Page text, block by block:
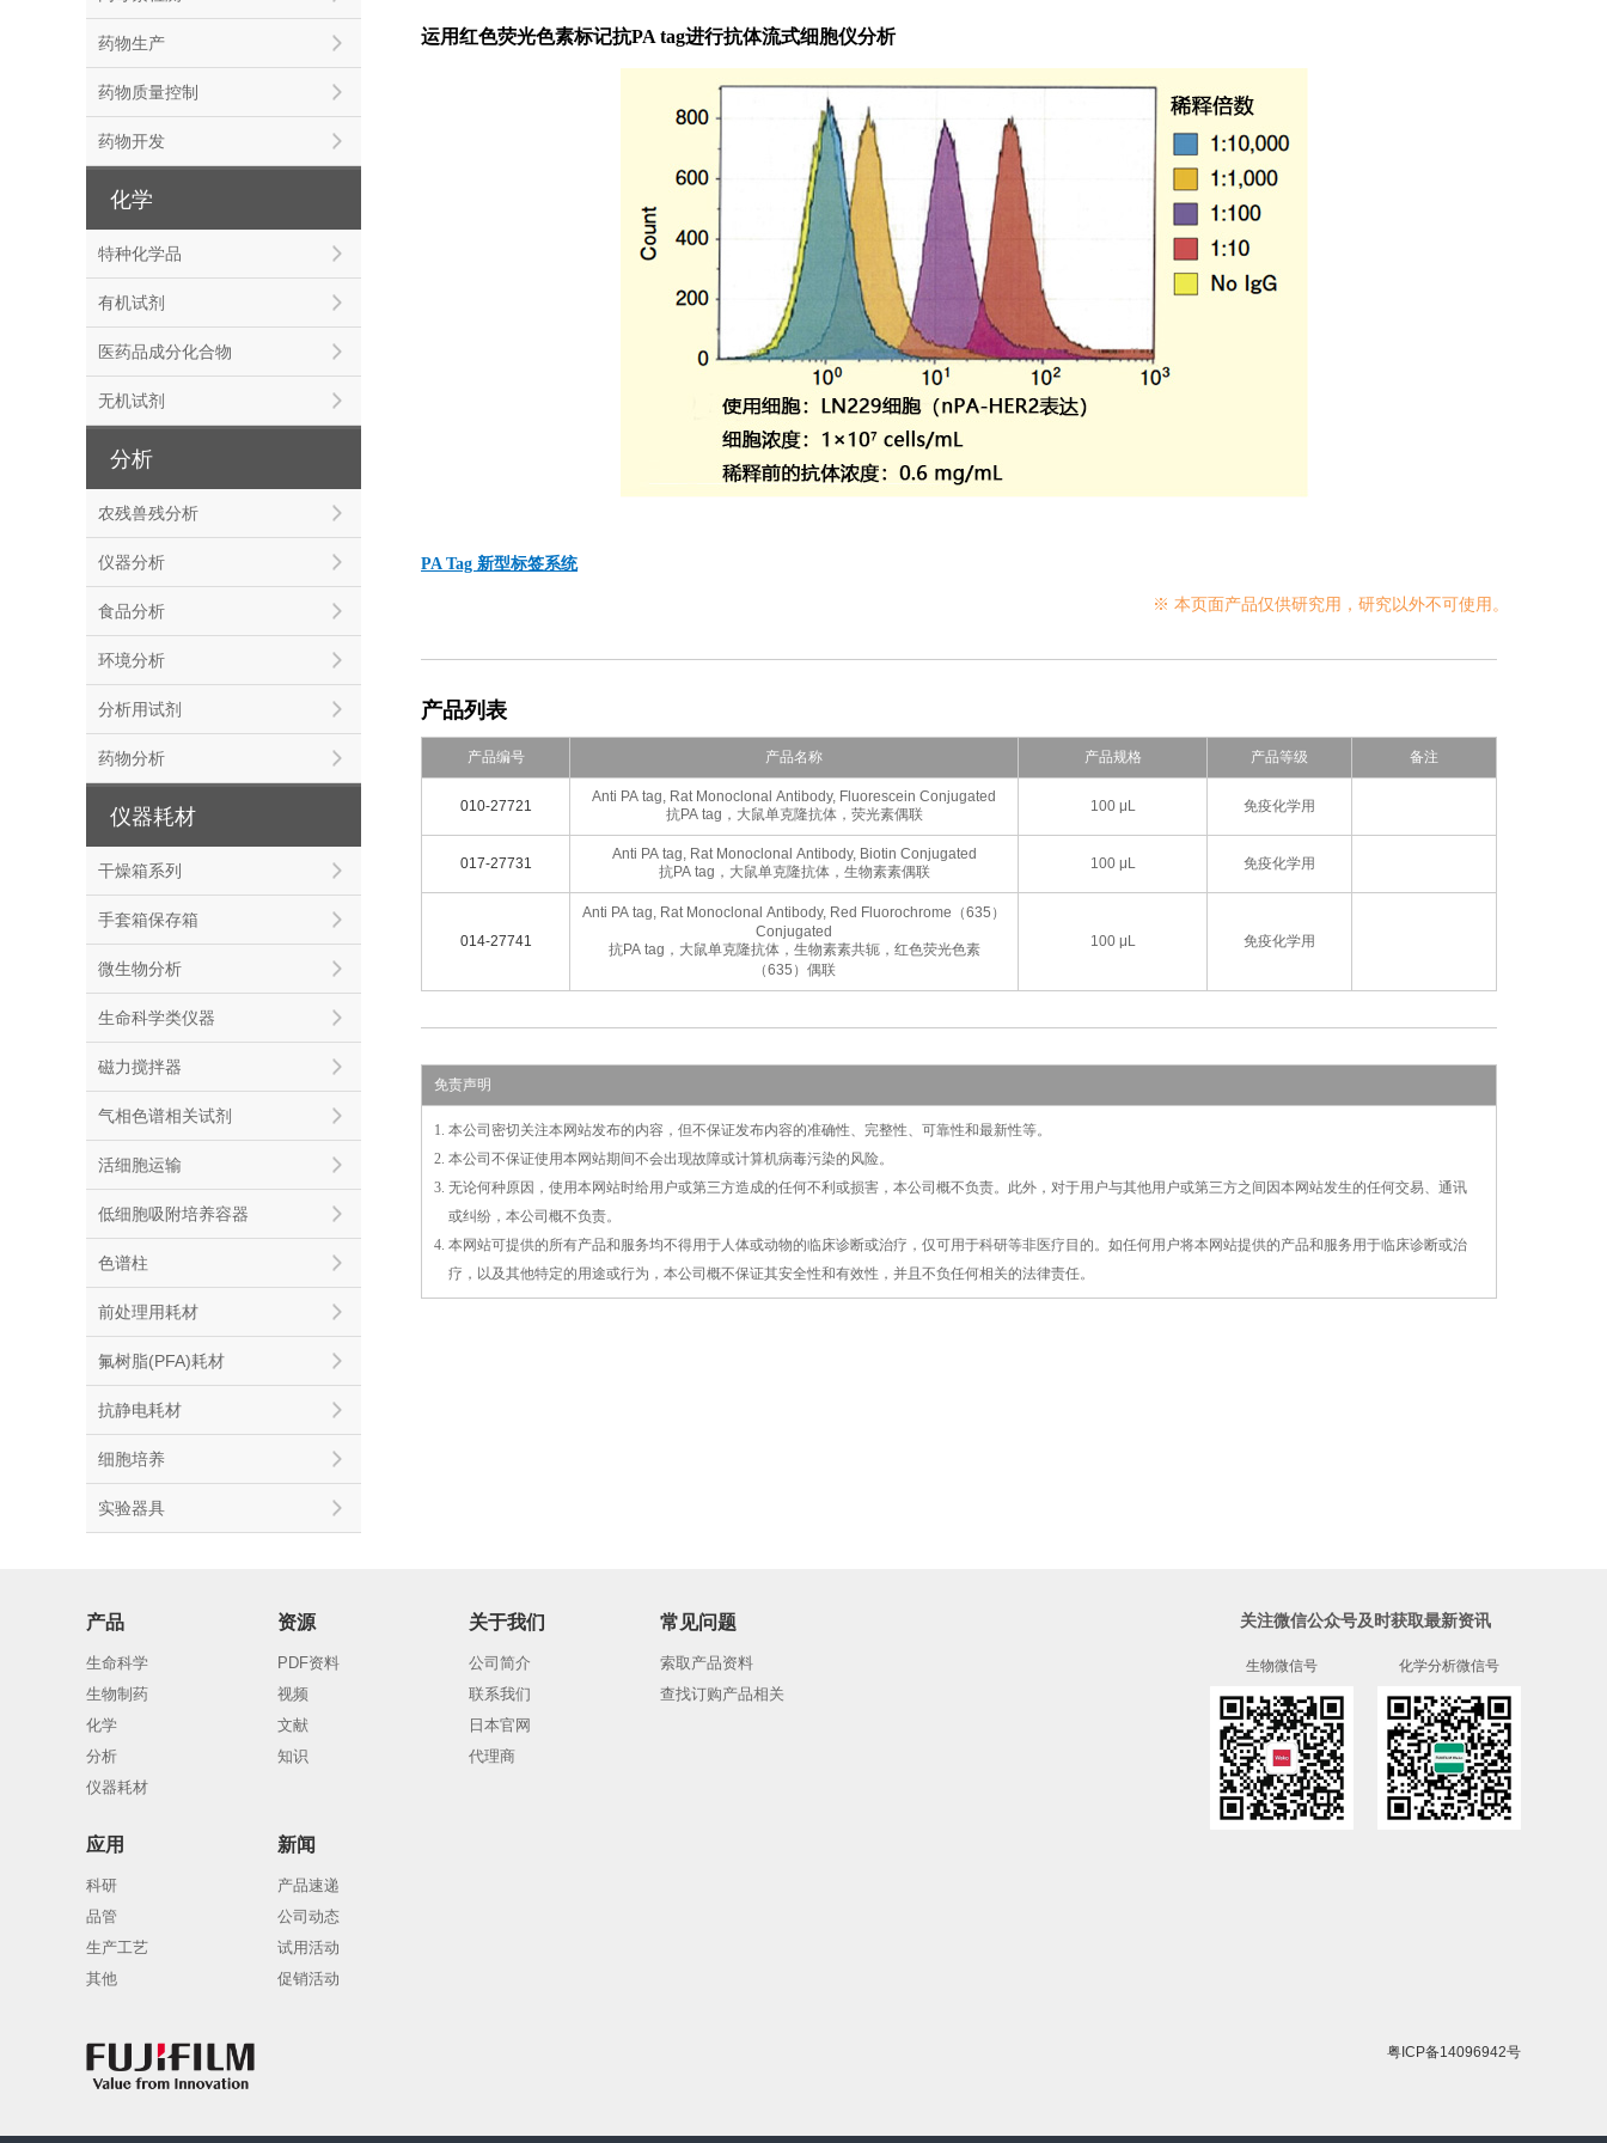
药物生产
药物质量控制
药物开发
化学
特种化学品
有机试剂
医药品成分化合物
无机试剂
分析
农残兽残分析
仪器分析
食品分析
环境分析
分析用试剂
药物分析
仪器耗材
干燥箱系列
手套箱保存箱
微生物分析
生命科学类仪器
磁力搅拌器
气相色谱相关试剂
活细胞运输
低细胞吸附培养容器
色谱柱
前处理用耗材
氟树脂(PFA)耗材
抗静电耗材
细胞培养
实验器具
运用红色荧光色素标记抗PA tag进行抗体流式细胞仪分析
PA Tag 新型标签系统
※ 本页面产品仅供研究用，研究以外不可使用。
产品列表
产品编号 产品名称 产品规格 产品等级 备注
010-27721
Anti PA tag, Rat Monoclonal Antibody, Fluorescein Conjugated
抗PA tag，大鼠单克隆抗体，荧光素偶联
100 μL 免疫化学用
017-27731
Anti PA tag, Rat Monoclonal Antibody, Biotin Conjugated
抗PA tag，大鼠单克隆抗体，生物素素偶联
100 μL 免疫化学用
014-27741
Anti PA tag, Rat Monoclonal Antibody, Red Fluorochrome（635）
Conjugated
抗PA tag，大鼠单克隆抗体，生物素素共轭，红色荧光色素
（635）偶联
100 μL 免疫化学用
免责声明
1. 本公司密切关注本网站发布的内容，但不保证发布内容的准确性、完整性、可靠性和最新性等。
2. 本公司不保证使用本网站期间不会出现故障或计算机病毒污染的风险。
3. 无论何种原因，使用本网站时给用户或第三方造成的任何不利或损害，本公司概不负责。此外，对于用户与其他用户或第三方之间因本网站发生的任何交易、通讯
或纠纷，本公司概不负责。
4. 本网站可提供的所有产品和服务均不得用于人体或动物的临床诊断或治疗，仅可用于科研等非医疗目的。如任何用户将本网站提供的产品和服务用于临床诊断或治
疗，以及其他特定的用途或行为，本公司概不保证其安全性和有效性，并且不负任何相关的法律责任。
产品
生命科学
生物制药
化学
分析
仪器耗材
资源
PDF资料
视频
文献
知识
关于我们
公司简介
联系我们
日本官网
代理商
常见问题
索取产品资料
查找订购产品相关
应用
科研
品管
生产工艺
其他
新闻
产品速递
公司动态
试用活动
促销活动
关注微信公众号及时获取最新资讯
生物微信号 化学分析微信号
粤ICP备14096942号